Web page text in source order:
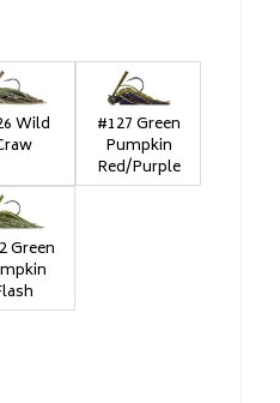
Wild
#127 Green
Pumpkin
Red/Purple
Green